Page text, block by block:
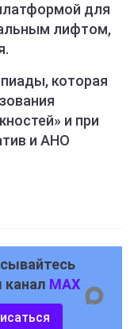
для
лифтом,
которая
и при
и АНО
канал MAX